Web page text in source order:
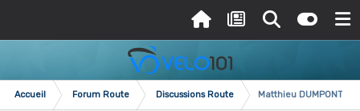
Accueil Forum Route Discussions Route Matthieu DUMPONT